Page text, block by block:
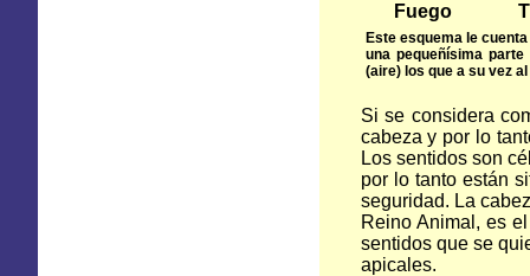
Este esquema le
una pequeñísima
(aire) los que a su vez
Si se considera
cabeza y por lo
Los sentidos son
por lo tanto están
seguridad. La
Reino Animal, es
sentidos que se
apicales.